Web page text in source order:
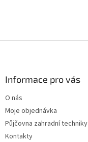
Informace pro vás
O nás
Moje objednávka
Půjčovna zahradní techniky
Kontakty